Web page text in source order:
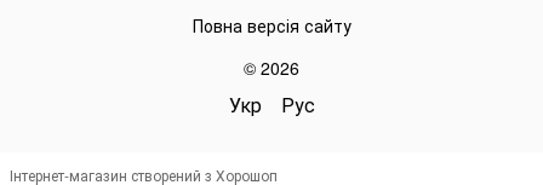
Повна версія сайту
© 2026
Укр Рус
Інтернет-магазин створений з Хорошоп